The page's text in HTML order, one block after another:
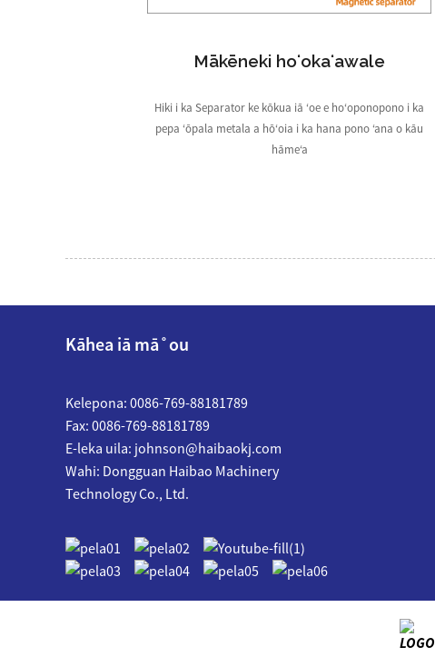
Mākēneki hoʻokaʻawale
Hiki i ka Separator ke kōkua iā ʻoe e hoʻoponopono i ka
pepa ʻōpala metala a hōʻoia i ka hana pono ʻana o kāu
hāmeʻa
Kāhea iā mā˚ou
Kelepona: 0086-769-88181789
Fax: 0086-769-88181789
E-leka uila: johnson@haibaokj.com
Wahi: Dongguan Haibao Machinery
Technology Co., Ltd.